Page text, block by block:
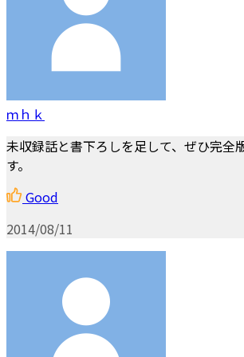
ｍｈｋ
未収録話と書下ろしを足して、ぜひ完全
す。
Good
2014/08/11